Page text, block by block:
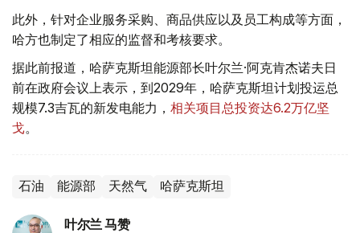
此外，针对企业服务采购、商品供应以及员工构成等方面，
哈方也制定了相应的监督和考核要求。
据此前报道，哈萨克斯坦能源部长叶尔兰·阿克肯杰诺夫日
前在政府会议上表示，到2029年，哈萨克斯坦计划投运总
规模7.3吉瓦的新发电能力， 相关项目总投资达6.2万亿坚
戈。
石油 能源部 天然气 哈萨克斯坦
叶尔兰 马赞